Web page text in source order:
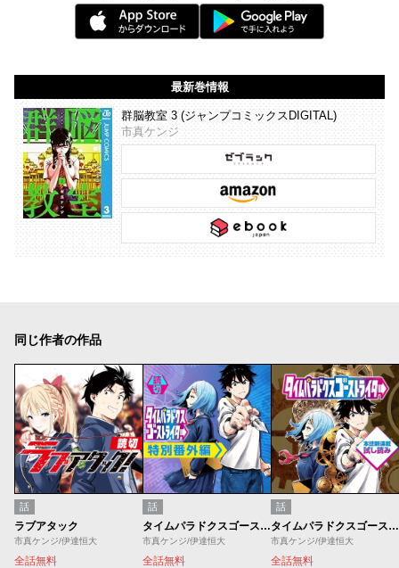
最新巻情報
群脳教室 3 (ジャンプコミックスDIGITAL)
市真ケンジ
同じ作者の作品
話
ラブアタック
市真ケンジ/伊達恒大
全話無料
話
タイムパラドクスゴーストライター 番外編
市真ケンジ/伊達恒大
全話無料
話
タイムパラドクスゴーストライター／週刊少年ジャンプ新連載試し読み
市真ケンジ/伊達恒大
全話無料